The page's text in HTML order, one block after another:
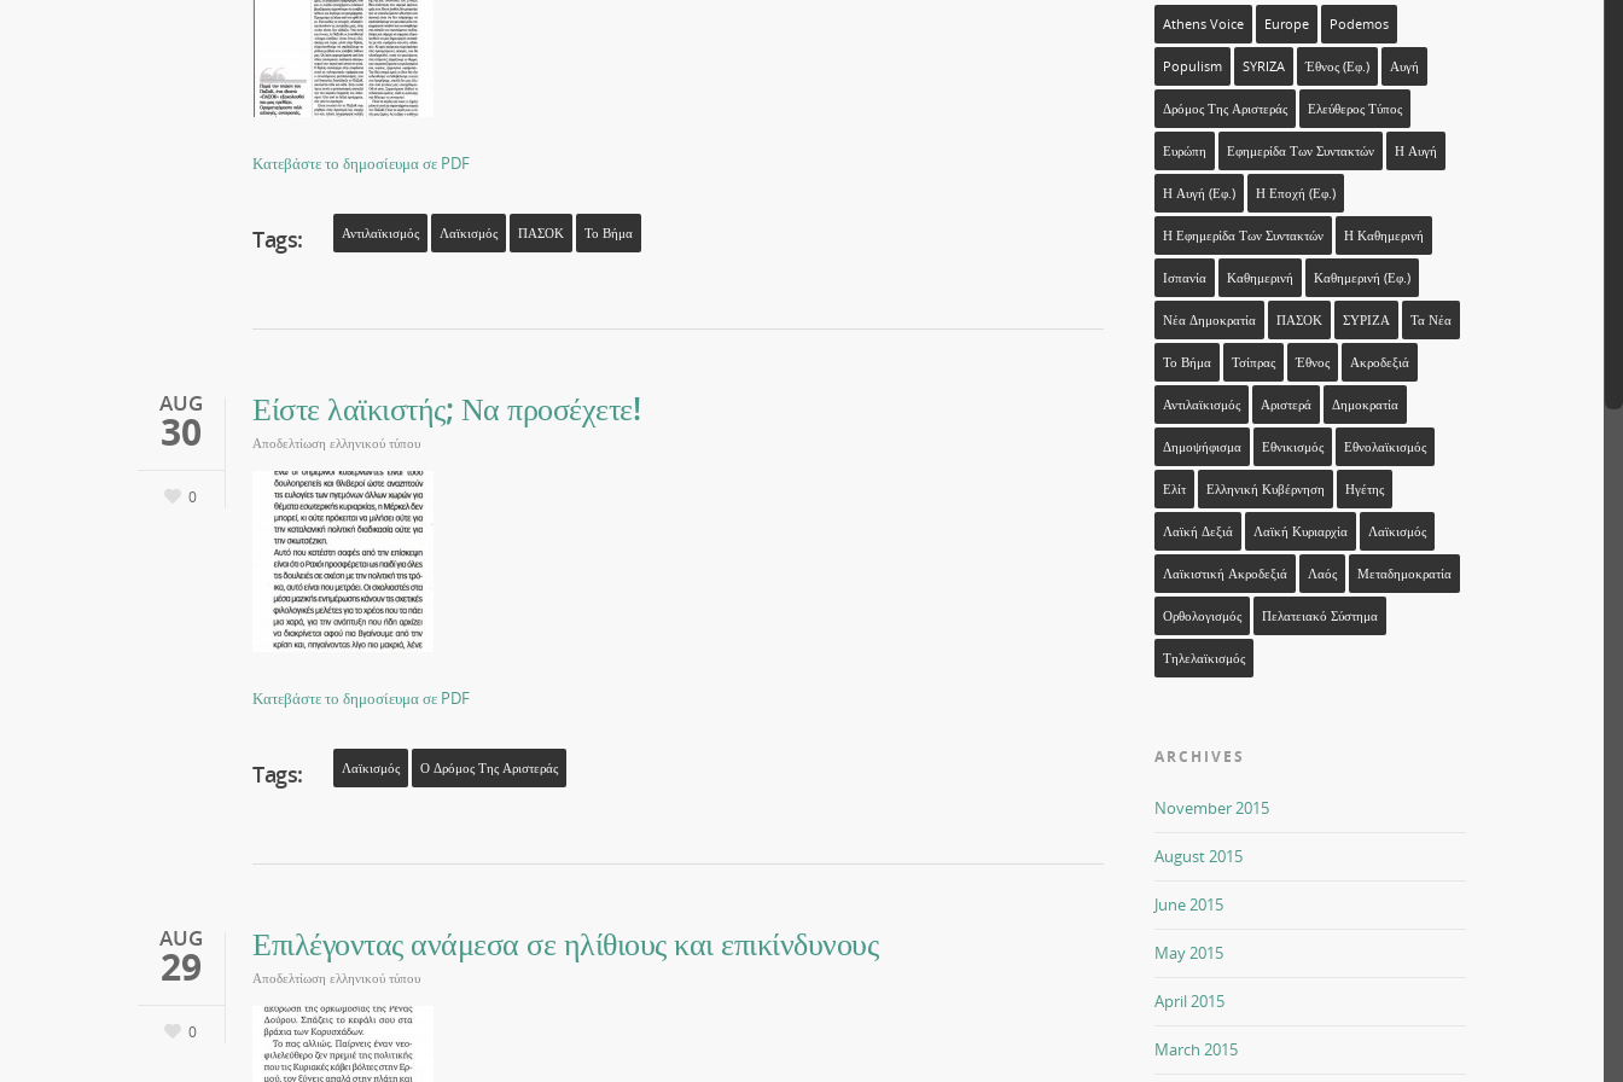
Κατεβάστε το δημοσίευμα σε PDF
Tags: Αντιλαϊκισμός Λαϊκισμός ΠΑΣΟΚ Το Βήμα
AUG
30
0
Είστε λαϊκιστής; Να προσέχετε!
Αποδελτίωση ελληνικού τύπου
Κατεβάστε το δημοσίευμα σε PDF
Tags: Λαϊκισμός Ο Δρόμος Της Αριστεράς
AUG
29
0
Επιλέγοντας ανάμεσα σε ηλίθιους και επικίνδυνους
Αποδελτίωση ελληνικού τύπου
Athens Voice Europe Podemos
Populism SYRIZA Έθνος (εφ.) Αυγή
Δρόμος Της Αριστεράς Ελεύθερος Τύπος
Ευρώπη Εφημερίδα Των Συντακτών Η Αυγή
Η Αυγή (εφ.) Η Εποχή (εφ.)
Η Εφημερίδα Των Συντακτών Η Καθημερινή
Ισπανία Καθημερινή Καθημερινή (εφ.)
Νέα Δημοκρατία ΠΑΣΟΚ ΣΥΡΙΖΑ Τα Νέα
Το Βήμα Τσίπρας Έθνος Ακροδεξιά
Αντιλαϊκισμός Αριστερά Δημοκρατία
Δημοψήφισμα Εθνικισμός Εθνολαϊκισμός
Ελίτ Ελληνική Κυβέρνηση Ηγέτης
Λαϊκή Δεξιά Λαϊκή Κυριαρχία Λαϊκισμός
Λαϊκιστική Ακροδεξιά Λαός Μεταδημοκρατία
Ορθολογισμός Πελατειακό Σύστημα
Τηλελαϊκισμός
ARCHIVES
November 2015
August 2015
June 2015
May 2015
April 2015
March 2015